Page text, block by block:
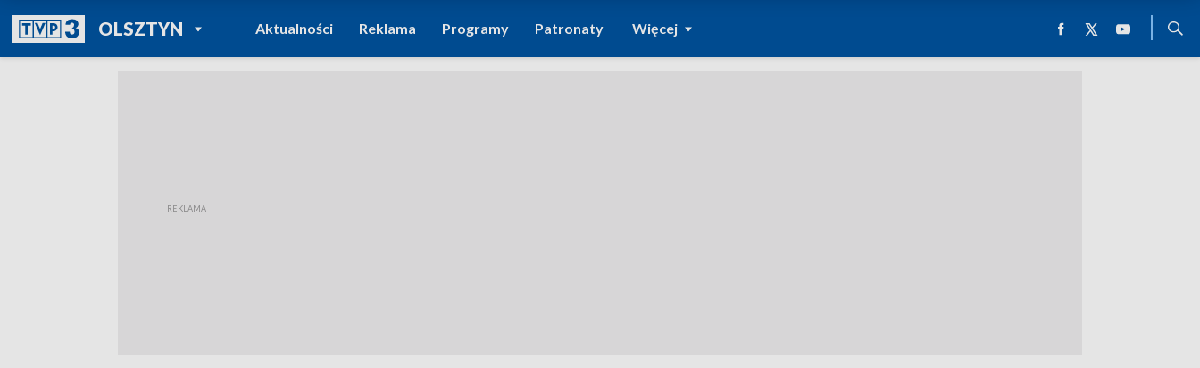
OLSZTYNPOWRÓT DO
TVP REGIONY
Aktualności Reklama Programy Patronaty Więcej